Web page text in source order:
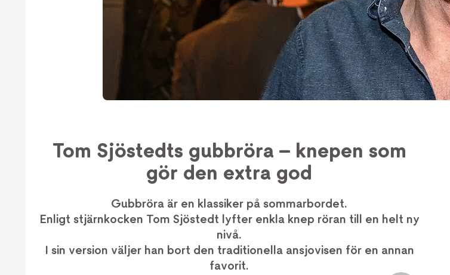
Tom Sjöstedts gubbröra – knepen som
gör den extra god
Gubbröra är en klassiker på sommarbordet.
Enligt stjärnkocken Tom Sjöstedt lyfter enkla knep röran till en helt ny
nivå.
I sin version väljer han bort den traditionella ansjovisen för en annan
favorit.